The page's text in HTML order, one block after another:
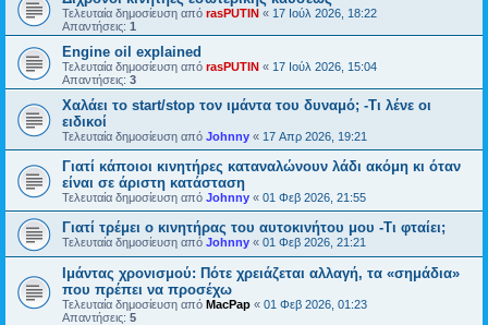
Τελευταία δημοσίευση από rasPUTIN « 17 Ιούλ 2026, 18:22
Απαντήσεις: 1
Engine oil explained
Τελευταία δημοσίευση από rasPUTIN « 17 Ιούλ 2026, 15:04
Απαντήσεις: 3
Χαλάει το start/stop τον ιμάντα του δυναμό; -Τι λένε οι
ειδικοί
Τελευταία δημοσίευση από Johnny « 17 Απρ 2026, 19:21
Γιατί κάποιοι κινητήρες καταναλώνουν λάδι ακόμη κι όταν
είναι σε άριστη κατάσταση
Τελευταία δημοσίευση από Johnny « 01 Φεβ 2026, 21:55
Γιατί τρέμει ο κινητήρας του αυτοκινήτου μου -Τι φταίει;
Τελευταία δημοσίευση από Johnny « 01 Φεβ 2026, 21:21
Ιμάντας χρονισμού: Πότε χρειάζεται αλλαγή, τα «σημάδια»
που πρέπει να προσέχω
Τελευταία δημοσίευση από MacPap « 01 Φεβ 2026, 01:23
Απαντήσεις: 5